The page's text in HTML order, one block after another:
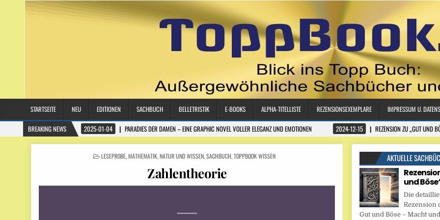
STARTSEITE NEU EDITIONEN SACHBUCH BELLETRISTIK E-BOOKS ALPHA-TITELLISTE REZENSIONSEXEMPLARE
IMPRESSUM U.
BREAKING NEWS
2025-01-04 PARADIES DER DAMEN – EINE GRAPHIC NOVEL VOLLER ELEGANZ UND EMOTIONEN 2024-12-15 REZENSION ZU „GUT UND
POSTED
LESEPROBE,MATHEMATIK,NATUR UND WISSEN,SACHBUCH,TOPPBOOK WISSEN
Zahlentheorie
AKTUELLE
und
Die
Rezension
Gut und Böse – Macht